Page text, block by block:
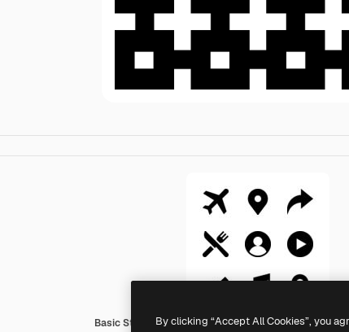
Basic Straight FilledBy clicking “Accept All Cookies”, you